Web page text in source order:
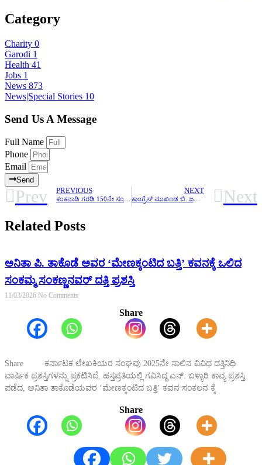
Category
Charity 0
Garodi 1
Health 41
Jobs 1
News 873
News|Special Stories 10
Send Us A Message
Full Name
Phone
Email
Send
Prev PREVIOUS NEXT
ಕಾಂಗ್ರೆಸ್ ಮುಖಂಡ ಬಿ. ಜನಾರ್ದನ ಪೂಜಾರಿವರ ಬದುಕಿನ ಇನ್ನೊಂದು ಮುಖ Next
Related Posts
ಅನಿತಾ ಪಿ. ತಾಕೊಡೆ ಅವರ ‘ಮೇಣಕ್ಕಂಟಿದ ಬತ್ತಿ’ ಕವನಕ್ಕೆ ಒಲಿದ
ಸಂಕಮ್ಮ ಸಂಕಣ್ಣನವರ್ ದತ್ತಿ ಪ್ರಶಸ್ತಿ
11/03/2026 No Comments
Share
Share ಕರ್ನಾಟಕ ಲೇಖಕಿಯರ ಸಂಘವು 2025ನೇ ಸಾಲಿನ ವಿವಿಧ ದತ್ತಿನಿಧಿ
ವಾರ್ಷಿಕ ಪ್ರಶಸ್ತಿಗಳನ್ನು ಪ್ರಕಟಿಸಿದೆ. ಹಸ್ತಪ್ರತಿಯಲ್ಲಿ ಗವಿಸಿದ್ದ ಎನ್. ಬಳ್ಳಾರಿ ಕಾವ್ಯ ಪ್ರಶಸ್ತಿ
ಪಡೆದ, ಅನಿತಾ ತಾಕೊಡೆಯವರ ‘ಮೇಣಕ್ಕಂಟಿದ ಬತ್ತಿ’ ಕವನ ಸಂಕಲನ ಕ್ಕೆ
Share